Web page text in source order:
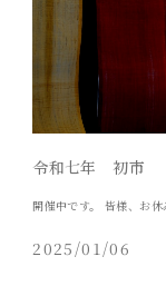
令和七年 初市
開催中です。 皆様、お
2025/01/06